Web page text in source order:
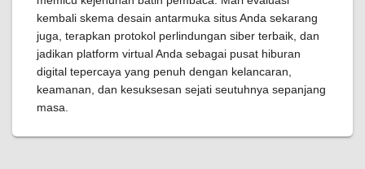
kembali skema desain antarmuka situs Anda sekarang
juga, terapkan protokol perlindungan siber terbaik, dan
jadikan platform virtual Anda sebagai pusat hiburan
digital tepercaya yang penuh dengan kelancaran,
keamanan, dan kesuksesan sejati seutuhnya sepanjang
masa.